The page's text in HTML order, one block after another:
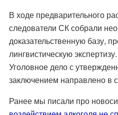
В ходе предварительного
следователи СК собрали
доказательственную базу,
лингвистическую экспертизу.
Уголовное дело с
заключением направлено в
Ранее мы писали про